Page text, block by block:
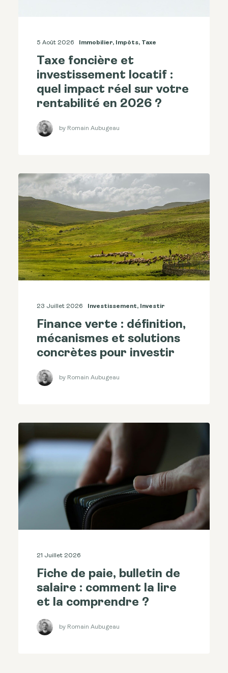
5 Août 2026 Immobilier, Impôts, Taxe
Taxe foncière et
investissement locatif :
quel impact réel sur votre
rentabilité en 2026 ?
by Romain Aubugeau
23 Juillet 2026 Investissement, Investir
Finance verte : définition,
mécanismes et solutions
concrètes pour investir
by Romain Aubugeau
21 Juillet 2026
Fiche de paie, bulletin de
salaire : comment la lire
et la comprendre ?
by Romain Aubugeau